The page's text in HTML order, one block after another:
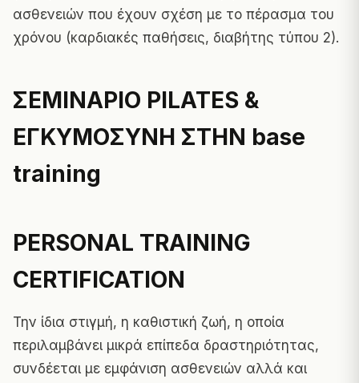
ασθενειών που έχουν σχέση με το πέρασμα του
χρόνου (καρδιακές παθήσεις, διαβήτης τύπου 2).
ΣΕΜΙΝΑΡΙΟ PILATES &
ΕΓΚΥΜΟΣΥΝΗ ΣΤΗΝ base
training
PERSONAL TRAINING
CERTIFICATION
Την ίδια στιγμή, η καθιστική ζωή, η οποία
περιλαμβάνει μικρά επίπεδα δραστηριότητας,
συνδέεται με εμφάνιση ασθενειών αλλά και